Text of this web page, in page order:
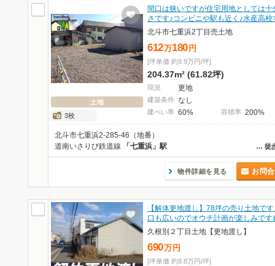
土地
3枚
間口は狭いですが住宅用地としては十
さです♪コンビニや駅も近く♪水産高
北斗市七重浜2丁目売土地
612万180 円
[坪単価 約9.9万円/坪]
204.37m² (61.82坪)
現況 更地
建築条件 なし
建ぺい率 60% 容積率 200%
北斗市七重浜2-285-46（地番）
… 徒
道南いさりび鉄道線 「七重浜」駅
物件詳細を見る お問
【解体更地渡し】78坪の売り土地で
口も広いのでオウチ計画が楽しみで
久根別２丁目土地【更地渡し】
690万 円
[坪単価 約8.8万円/坪]